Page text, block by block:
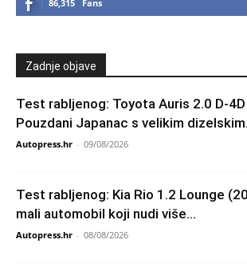
86,315 Fans
Zadnje objave
Test rabljenog: Toyota Auris 2.0 D-
Pouzdani Japanac s velikim
Autopress.hr - 09/08/2026
Test rabljenog: Kia Rio 1.2 Lounge
mali automobil koji nudi više...
Autopress.hr - 08/08/2026